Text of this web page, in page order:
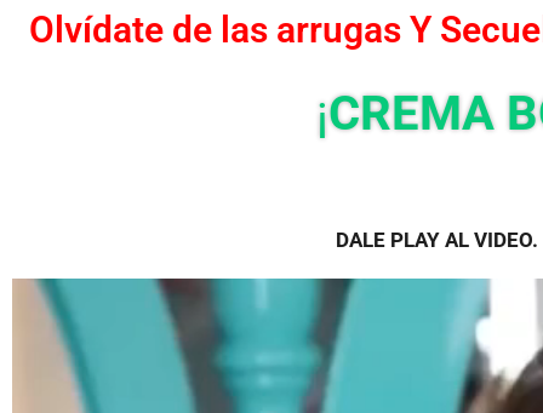
Olvídate de las arrugas Y
¡CREMA
DALE PLAY AL VIDEO.